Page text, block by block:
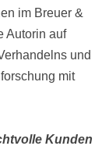
im Breuer &
Autorin auf
und
mit
Kunden